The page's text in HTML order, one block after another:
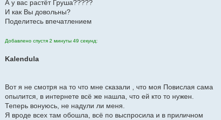
е
н
е
А у вас растёт Груша?????
И как Вы довольны?
Поделитесь впечатлением
Добавлено спустя 2 минуты 49 секунд:
Kalendula
Вот я не смотря на то что мне сказали , что моя Повислая сама
опылится, в интернете всё же нашла, что ей кто то нужен.
Теперь вонуюсь, не надули ли меня.
Я вроде всех там обошла, всё по выспросила и в приличном